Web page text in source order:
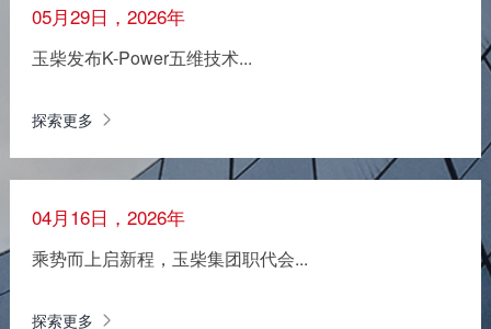
05月29日，2026年
玉柴发布K-Power五维技术...
探索更多
04月16日，2026年
乘势而上启新程，玉柴集团职代会...
探索更多